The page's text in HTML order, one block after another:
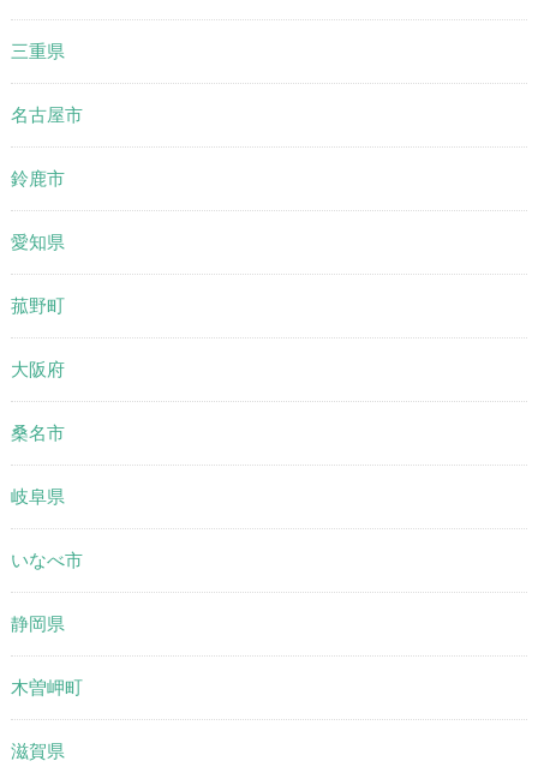
三重県
名古屋市
鈴鹿市
愛知県
菰野町
大阪府
桑名市
岐阜県
いなべ市
静岡県
木曽岬町
滋賀県